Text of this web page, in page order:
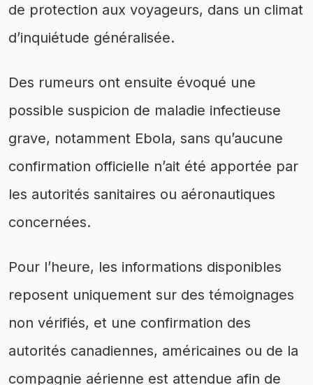
de protection aux voyageurs, dans un climat
d’inquiétude généralisée.
Des rumeurs ont ensuite évoqué une
possible suspicion de maladie infectieuse
grave, notamment Ebola, sans qu’aucune
confirmation officielle n’ait été apportée par
les autorités sanitaires ou aéronautiques
concernées.
Pour l’heure, les informations disponibles
reposent uniquement sur des témoignages
non vérifiés, et une confirmation des
autorités canadiennes, américaines ou de la
compagnie aérienne est attendue afin de